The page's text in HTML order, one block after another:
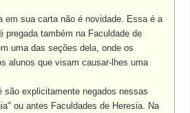
sua carta não é novidade. Essa é a
pregada também na Faculdade de
uma das seções dela, onde os
alunos que visam causar-lhes uma
explicitamente negados nessas
ou antes Faculdades de Heresia. Na